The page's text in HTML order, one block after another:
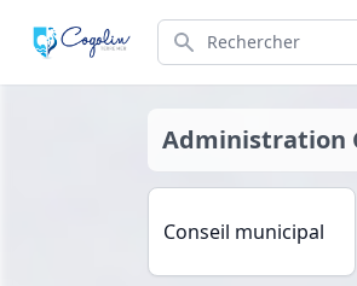
Search
Administration
Conseil municipal